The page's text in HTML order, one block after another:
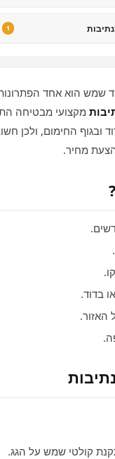
1
שמש הוא אחד
מקצועי מבטיחה
ובגוף החימום, ולכן
מחיר.
בדוד.
קולטי שמש על הגג.